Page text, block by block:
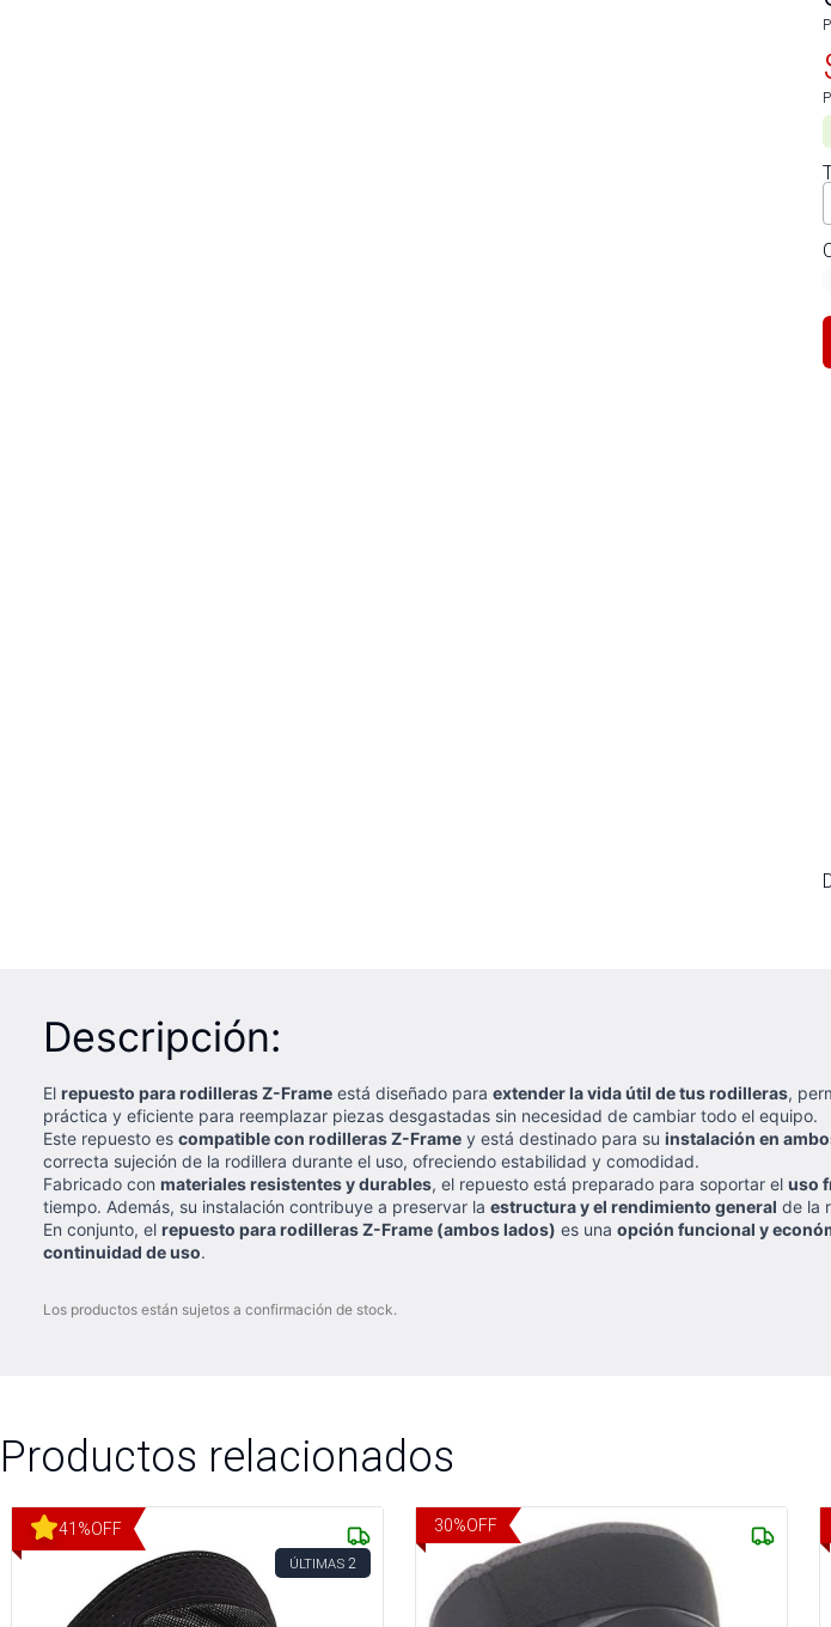
Descripción:
El repuesto para rodilleras Z-Frame está diseñado para extender la vida útil de tus rodilleras,
práctica y eficiente para reemplazar piezas desgastadas sin necesidad de cambiar todo el equipo.
Este repuesto es compatible con rodilleras Z-Frame y está destinado para su instalación en
correcta sujeción de la rodillera durante el uso, ofreciendo estabilidad y comodidad.
Fabricado con materiales resistentes y durables, el repuesto está preparado para soportar el uso
tiempo. Además, su instalación contribuye a preservar la estructura y el rendimiento general de la
En conjunto, el repuesto para rodilleras Z-Frame (ambos lados) es una opción funcional y
continuidad de uso.
Los productos están sujetos a confirmación de stock.
Productos relacionados
41 %OFF
ÚLTIMAS 2
30%OFF